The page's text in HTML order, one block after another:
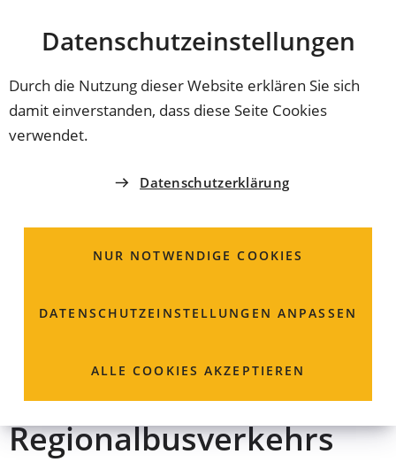
Datenschutz­einstellungen
Durch die Nutzung dieser Website erklären Sie sich
damit einverstanden, dass diese Seite Cookies
verwendet.
Datenschutzerklärung
NUR NOTWENDIGE COOKIES
DATENSCHUTZ­EINSTELLUNGEN ANPASSEN
ALLE COOKIES AKZEPTIEREN
INHALT ANSPRINGEN
Coburg
Bessere Verknüpfung
des Stadt- und
Regionalbusverkehrs